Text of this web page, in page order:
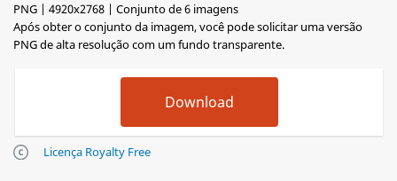
PNG | 4920x2768 | Conjunto de 6 imagens
Após obter o conjunto da imagem, você pode solicitar uma versão
PNG de alta resolução com um fundo transparente.
Licença Royalty Free